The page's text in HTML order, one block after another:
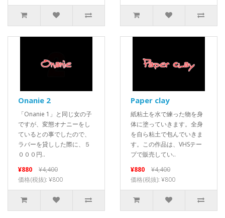
Onanie 2
「Onanie 1」と同じ女の子
ですが、変態オナニーをし
ているとの事でしたので、
ラバーを貸しした際に、５
０００円..
¥880
¥4,400
価格(税抜): ¥800
Paper clay
紙粘土を水で練った物を身
体に塗っていきます。全身
を自ら粘土で包んでいきま
す。この作品は、VHSテー
プで販売してい..
¥880
¥4,400
価格(税抜): ¥800